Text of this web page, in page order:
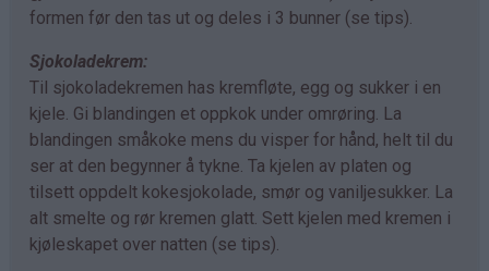
formen før den tas ut og deles i 3 bunner (se tips).
Sjokoladekrem:
Til sjokoladekremen has kremfløte, egg og sukker i en
kjele. Gi blandingen et oppkok under omrøring. La
blandingen småkoke mens du visper for hånd, helt til du
ser at den begynner å tykne. Ta kjelen av platen og
tilsett oppdelt kokesjokolade, smør og vaniljesukker. La
alt smelte og rør kremen glatt. Sett kjelen med kremen i
kjøleskapet over natten (se tips).